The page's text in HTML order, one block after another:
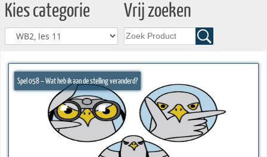
Kies categorie Vrij zoeken
Spel 058 – Wat heb ik aan de stelling veranderd?